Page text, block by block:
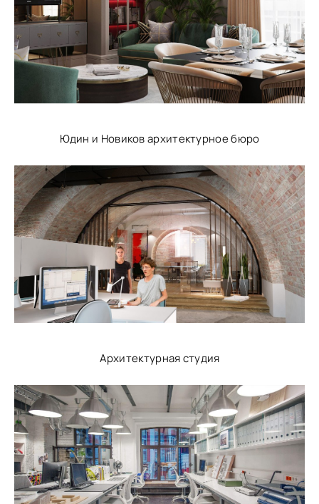
Юдин и Новиков архитектурное бюро
Архитектурная студия